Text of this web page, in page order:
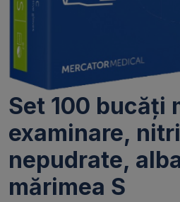
Set 100 bucăți
examinare,
nepudrate,
mărimea S